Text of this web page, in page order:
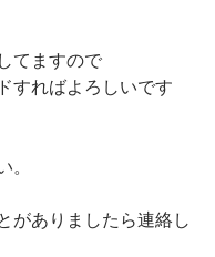
てますので
すればよろしいです
ありましたら連絡し